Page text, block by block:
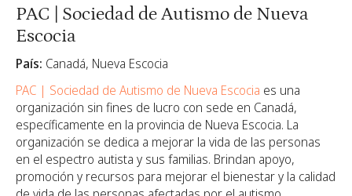
PAC | Sociedad de Autismo de Nueva
Escocia
País: Canadá, Nueva Escocia
PAC | Sociedad de Autismo de Nueva Escocia es una
organización sin fines de lucro con sede en Canadá,
específicamente en la provincia de Nueva Escocia. La
organización se dedica a mejorar la vida de las personas
en el espectro autista y sus familias. Brindan apoyo,
promoción y recursos para mejorar el bienestar y la calidad